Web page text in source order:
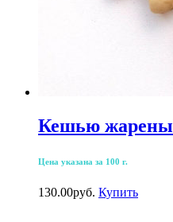
Кешью
Цена указана за 100 г.
130.00руб. Купить